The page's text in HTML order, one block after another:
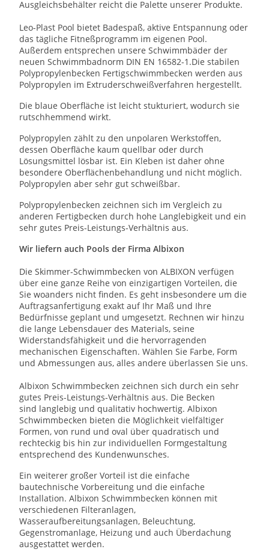
Ausgleichsbehälter reicht die Palette unserer Produkte.
Leo-Plast Pool bietet Badespaß, aktive Entspannung oder
das tägliche Fitneßprogramm im eigenen Pool.
Außerdem entsprechen unsere Schwimmbäder der
neuen Schwimmbadnorm DIN EN 16582-1.Die stabilen
Polypropylenbecken Fertigschwimmbecken werden aus
Polypropylen im Extruderschweißverfahren hergestellt.
Die blaue Oberfläche ist leicht stukturiert, wodurch sie
rutschhemmend wirkt.
Polypropylen zählt zu den unpolaren Werkstoffen,
dessen Oberfläche kaum quellbar oder durch
Lösungsmittel lösbar ist. Ein Kleben ist daher ohne
besondere Oberflächenbehandlung und nicht möglich.
Polypropylen aber sehr gut schweißbar.
Polypropylenbecken zeichnen sich im Vergleich zu
anderen Fertigbecken durch hohe Langlebigkeit und ein
sehr gutes Preis-Leistungs-Verhältnis aus.
Wir liefern auch Pools der Firma Albixon
Die Skimmer-Schwimmbecken von ALBIXON verfügen
über eine ganze Reihe von einzigartigen Vorteilen, die
Sie woanders nicht finden. Es geht insbesondere um die
Auftragsanfertigung exakt auf Ihr Maß und Ihre
Bedürfnisse geplant und umgesetzt. Rechnen wir hinzu
die lange Lebensdauer des Materials, seine
Widerstandsfähigkeit und die hervorragenden
mechanischen Eigenschaften. Wählen Sie Farbe, Form
und Abmessungen aus, alles andere überlassen Sie uns.
Albixon Schwimmbecken zeichnen sich durch ein sehr
gutes Preis-Leistungs-Verhältnis aus. Die Becken
sind langlebig und qualitativ hochwertig. Albixon
Schwimmbecken bieten die Möglichkeit vielfältiger
Formen, von rund und oval über quadratisch und
rechteckig bis hin zur individuellen Formgestaltung
entsprechend des Kundenwunsches.
Ein weiterer großer Vorteil ist die einfache
bautechnische Vorbereitung und die einfache
Installation. Albixon Schwimmbecken können mit
verschiedenen Filteranlagen,
Wasseraufbereitungsanlagen, Beleuchtung,
Gegenstromanlage, Heizung und auch Überdachung
ausgestattet werden.